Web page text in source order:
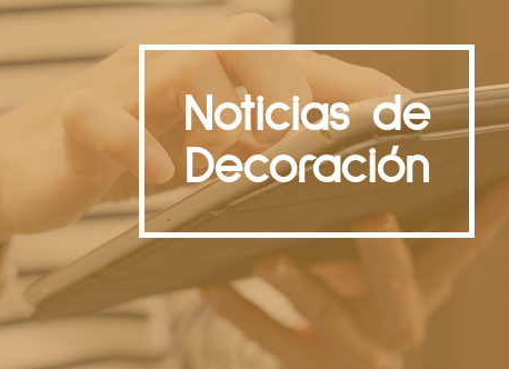
Noticias de
Decoración